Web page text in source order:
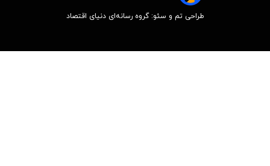
طراحی تم و سئو: گروه رسانه‌ای دنیای اقتصاد